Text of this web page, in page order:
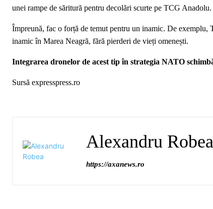
unei rampe de săritură pentru decolări scurte pe TCG Anadolu.
Împreună, fac o forță de temut pentru un inamic. De
inamic în Marea Neagră, fără pierderi de vieți omenești.
Integrarea dronelor de acest tip în strategia NATO
Sursă expresspress.ro
Alexandru Robea
https://axanews.ro